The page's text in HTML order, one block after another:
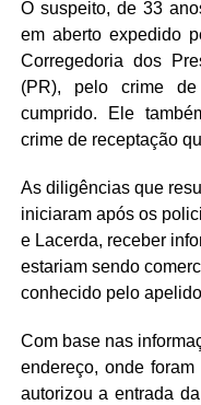
O suspeito, de 33
em aberto expedido
Corregedoria dos
(PR), pelo crime
cumprido. Ele
crime de receptação
As diligências que
iniciaram após os
e Lacerda, receber
estariam sendo
conhecido pelo
Com base nas
endereço, onde
autorizou a entrada